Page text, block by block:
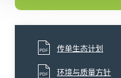
传单生态计划
环境与质量方针